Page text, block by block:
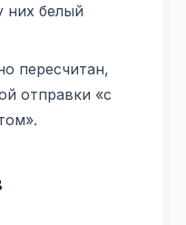
них белый
пересчитан,
отправки «с